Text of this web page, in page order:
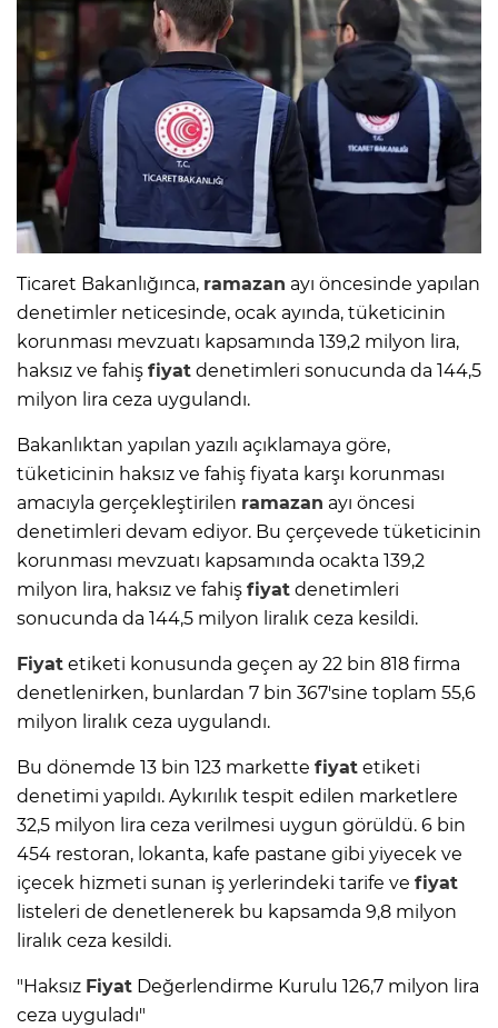
Ticaret Bakanlığınca, ramazan ayı öncesinde yapılan
denetimler neticesinde, ocak ayında, tüketicinin
korunması mevzuatı kapsamında 139,2 milyon lira,
haksız ve fahiş fiyat denetimleri sonucunda da 144,5
milyon lira ceza uygulandı.
Bakanlıktan yapılan yazılı açıklamaya göre,
tüketicinin haksız ve fahiş fiyata karşı korunması
amacıyla gerçekleştirilen ramazan ayı öncesi
denetimleri devam ediyor. Bu çerçevede tüketicinin
korunması mevzuatı kapsamında ocakta 139,2
milyon lira, haksız ve fahiş fiyat denetimleri
sonucunda da 144,5 milyon liralık ceza kesildi.
Fiyat etiketi konusunda geçen ay 22 bin 818 firma
denetlenirken, bunlardan 7 bin 367'sine toplam 55,6
milyon liralık ceza uygulandı.
Bu dönemde 13 bin 123 markette fiyat etiketi
denetimi yapıldı. Aykırılık tespit edilen marketlere
32,5 milyon lira ceza verilmesi uygun görüldü. 6 bin
454 restoran, lokanta, kafe pastane gibi yiyecek ve
içecek hizmeti sunan iş yerlerindeki tarife ve fiyat
listeleri de denetlenerek bu kapsamda 9,8 milyon
liralık ceza kesildi.
"Haksız Fiyat Değerlendirme Kurulu 126,7 milyon lira
ceza uyguladı"